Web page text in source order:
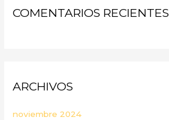
COMENTARIOS RECIENTES
ARCHIVOS
noviembre 2024